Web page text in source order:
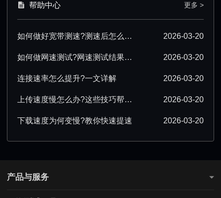
帮助中心 更多 >
如何做好宽带测速?测速后怎么优化? 2026-03-20
如何做网速测试?网速测试结果怎么解读? 2026-03-20
连接速率怎么提升?一文详解 2026-03-20
上传速度慢怎么办?这些技巧帮你提速 2026-03-20
下载速度为何变慢?教你快速提速 2026-03-20
产品与服务